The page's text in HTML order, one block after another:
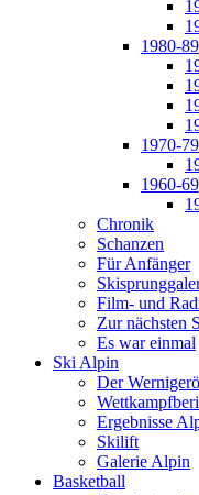
1980-89
1970-79
1960-69
Chronik
Schanzen
Für Anfänger
Film- und
Zur nächsten
Es war einmal
Ski Alpin
Der
Ergebnisse
Skilift
Galerie Alpin
Basketball